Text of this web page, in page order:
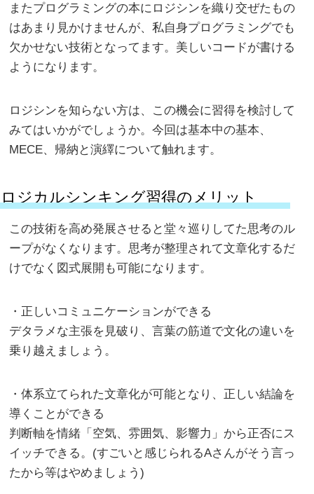
またプログラミングの本にロジシンを織り交ぜたもの
はあまり見かけませんが、私自身プログラミングでも
欠かせない技術となってます。美しいコードが書ける
ようになります。
ロジシンを知らない方は、この機会に習得を検討して
みてはいかがでしょうか。今回は基本中の基本、
MECE、帰納と演繹について触れます。
ロジカルシンキング習得のメリット
この技術を高め発展させると堂々巡りしてた思考のル
ープがなくなります。思考が整理されて文章化するだ
けでなく図式展開も可能になります。
・正しいコミュニケーションができる
デタラメな主張を見破り、言葉の筋道で文化の違いを
乗り越えましょう。
・体系立てられた文章化が可能となり、正しい結論を
導くことができる
判断軸を情緒「空気、雰囲気、影響力」から正否にス
イッチできる。(すごいと感じられるAさんがそう言っ
たから等はやめましょう)